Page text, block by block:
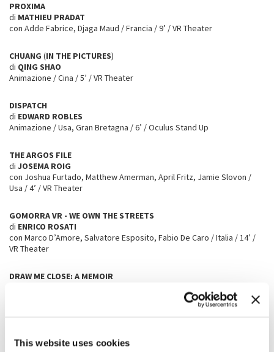
This website uses cookies
PROXIMA
di MATHIEU PRADAT
con Adde Fabrice, Djaga Maud / Francia / 9’ / VR Theater
CHUANG (IN THE PICTURES)
di QING SHAO
Animazione / Cina / 5’ / VR Theater
DISPATCH
di EDWARD ROBLES
Animazione / Usa, Gran Bretagna / 6’ / Oculus Stand Up
THE ARGOS FILE
di JOSEMA ROIG
con Joshua Furtado, Matthew Amerman, April Fritz, Jamie Slovon /
Usa / 4’ / VR Theater
GOMORRA VR - WE OWN THE STREETS
di ENRICO ROSATI
con Marco D’Amore, Salvatore Esposito, Fabio De Caro / Italia / 14’ /
VR Theater
DRAW ME CLOSE: A MEMOIR
diTSAI MING-LIANG
con Lee Kang-sheng, Chen Shiang-chyi, Lu Yi-ching, Yin Shin / Taiwan /